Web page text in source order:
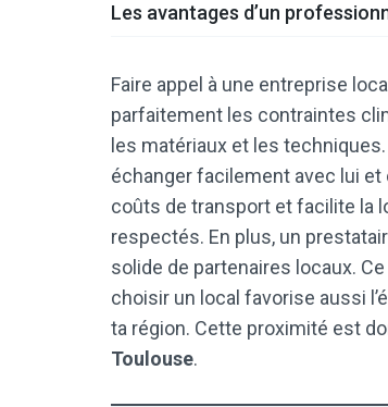
Les avantages d’un
Faire appel à une entreprise
parfaitement les contraintes
les matériaux et les
échanger facilement avec lui
coûts de transport et facilite la
respectés. En plus, un
solide de partenaires locaux.
choisir un local favorise aussi
ta région. Cette proximité est
Toulouse.